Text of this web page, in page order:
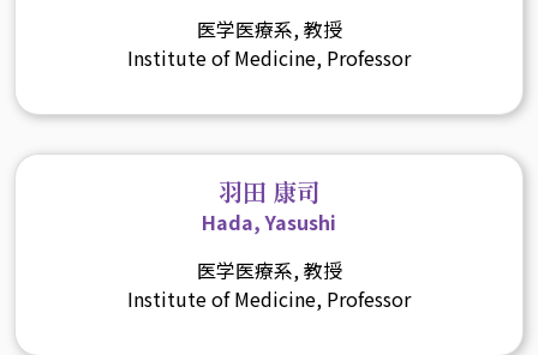
医学医療系, 教授
Institute of Medicine, Professor
羽田 康司
Hada, Yasushi
医学医療系, 教授
Institute of Medicine, Professor